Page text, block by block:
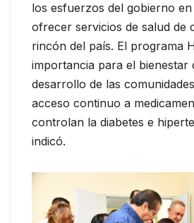
los esfuerzos del gobierno en
ofrecer servicios de salud de
rincón del país. El programa
importancia para el bienestar
desarrollo de las
acceso continuo a
controlan la diabetes e
indicó.